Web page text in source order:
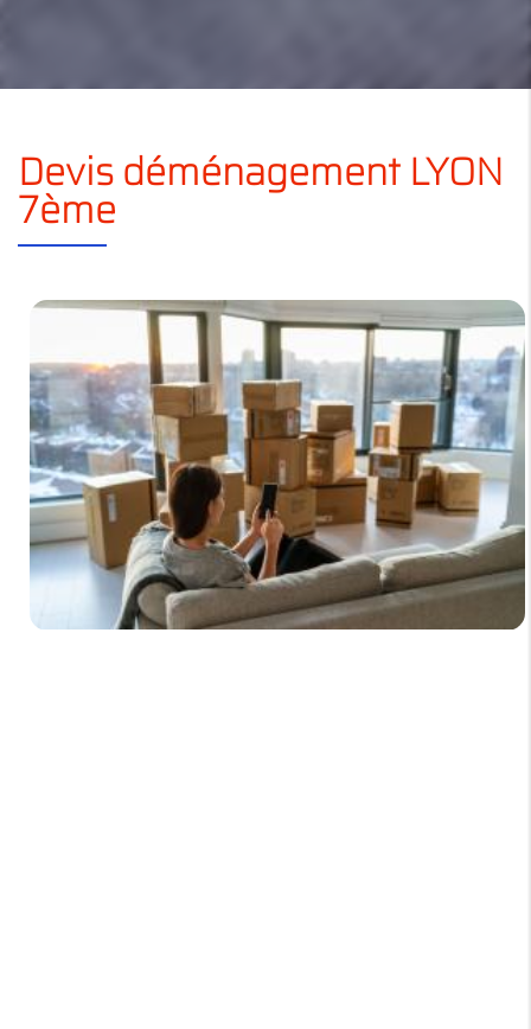
Devis déménagement LYON
7ème